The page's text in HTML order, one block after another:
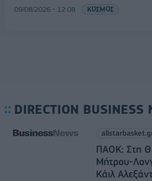
09/08/2026 - 12:08 ΚΟΣΜΟΣ
DIRECTION BUSINESS
ΠΑΟΚ: Στη
Μήτρου-
Κάιλ